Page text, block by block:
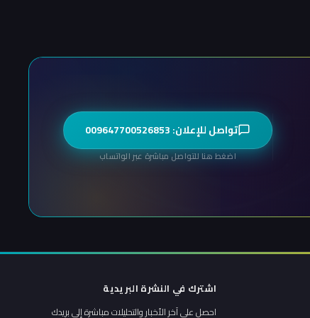
تواصل للإعلان: 009647700526853
اضغط هنا للتواصل مباشرة عبر الواتساب
اشترك في النشرة البريدية
احصل على آخر الأخبار والتحليلات مباشرة إلى بريدك